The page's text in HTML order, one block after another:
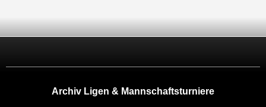
Archiv Ligen & Mannschaftsturniere